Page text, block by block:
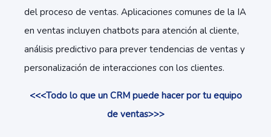
del proceso de ventas. Aplicaciones comunes de la IA
en ventas incluyen chatbots para atención al cliente,
análisis predictivo para prever tendencias de ventas y
personalización de interacciones con los clientes.
<<<Todo lo que un CRM puede hacer por tu equipo
de ventas>>>